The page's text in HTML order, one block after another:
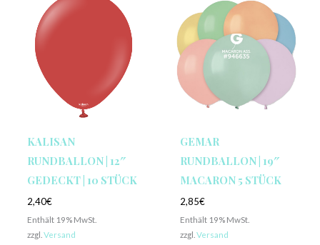
KALISAN
RUNDBALLON | 12″
GEDECKT | 10 STÜCK
2,40€
Enthält 19% MwSt.
zzgl. Versand
GEMAR
RUNDBALLON | 19″
MACARON 5 STÜCK
2,85€
Enthält 19% MwSt.
zzgl. Versand